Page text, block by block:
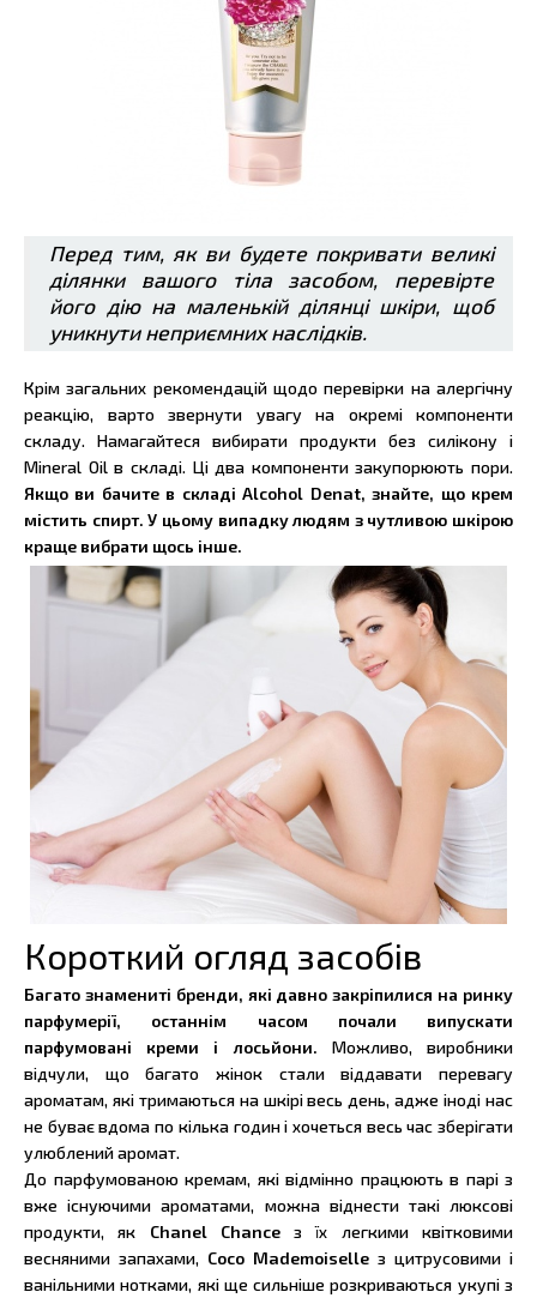
Перед тим, як ви будете покривати великі
ділянки вашого тіла засобом, перевірте
його дію на маленькій ділянці шкіри, щоб
уникнути неприємних наслідків.
Крім загальних рекомендацій щодо перевірки на алергічну
реакцію, варто звернути увагу на окремі компоненти
складу. Намагайтеся вибирати продукти без силікону і
Mineral Oil в складі. Ці два компоненти закупорюють пори.
Якщо ви бачите в складі Alcohol Denat, знайте, що крем
містить спирт. У цьому випадку людям з чутливою шкірою
краще вибрати щось інше.
Короткий огляд засобів
Багато знамениті бренди, які давно закріпилися на ринку
парфумерії, останнім часом почали випускати
парфумовані креми і лосьйони. Можливо, виробники
відчули, що багато жінок стали віддавати перевагу
ароматам, які тримаються на шкірі весь день, адже іноді нас
не буває вдома по кілька годин і хочеться весь час зберігати
улюблений аромат.
До парфумованою кремам, які відмінно працюють в парі з
вже існуючими ароматами, можна віднести такі люксові
продукти, як Chanel Chanceз їх легкими квітковими
весняними запахами, Coco Mademoiselle з цитрусовими і
ванільними нотками, які ще сильніше розкриваються укупі з